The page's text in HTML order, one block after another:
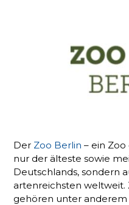
Der Zoo Berlin – ein
nur der älteste sowie
Deutschlands, sondern
artenreichsten weltweit.
gehören unter anderem